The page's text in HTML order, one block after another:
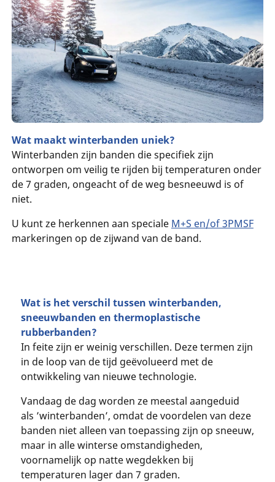
Wat maakt winterbanden uniek?
Winterbanden zijn banden die specifiek zijn
ontworpen om veilig te rijden bij temperaturen onder
de 7 graden, ongeacht of de weg besneeuwd is of
niet.
U kunt ze herkennen aan speciale M+S en/of 3PMSF
markeringen op de zijwand van de band.
Wat is het verschil tussen winterbanden,
sneeuwbanden en thermoplastische
rubberbanden?
In feite zijn er weinig verschillen. Deze termen zijn
in de loop van de tijd geëvolueerd met de
ontwikkeling van nieuwe technologie.
Vandaag de dag worden ze meestal aangeduid
als ’winterbanden’, omdat de voordelen van deze
banden niet alleen van toepassing zijn op sneeuw,
maar in alle winterse omstandigheden,
voornamelijk op natte wegdekken bij
temperaturen lager dan 7 graden.